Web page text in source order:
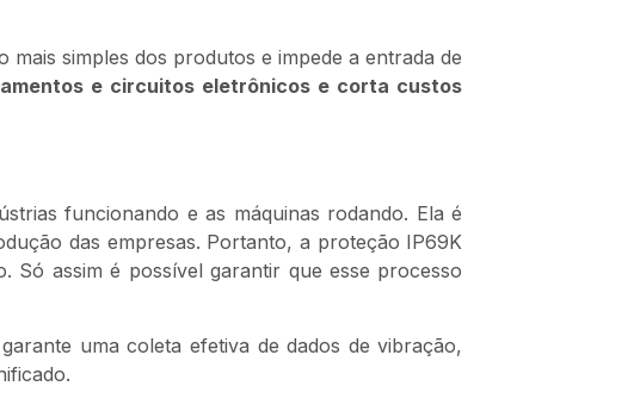
simples dos produtos e impede a entrada de
e circuitos eletrônicos e corta custos
funcionando e as máquinas rodando. Ela é
das empresas. Portanto, a proteção IP69K
Só assim é possível garantir que esse processo
uma coleta efetiva de dados de vibração,